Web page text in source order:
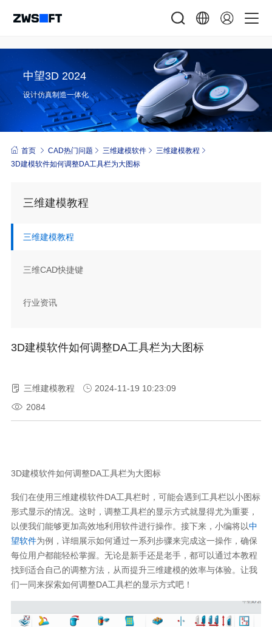
中望3D 2024
设计仿真制造一体化
首页 CAD热门问题 三维建模软件
三维建模教程
3D建模软件如何调整DA工具栏为大图标
三维建模教程
三维建模教程
三维CAD快捷键
行业资讯
3D建模软件如何调整DA工具栏为大图标
三维建模教程
2024-11-19 10:23:09
2084
3D建模软件如何调整DA工具栏为大图标
我们在使用三维建模软件DA工具栏时，可能会遇到工具栏以小图标
形式显示的情况。这时，调整工具栏的显示方式就显得尤为重要，
以便我们能够更加高效地利用软件进行操作。接下来，小编将以中
望软件为例，详细展示如何通过一系列步骤来完成这一操作，确保
每位用户都能轻松掌握。无论是新手还是老手，都可以通过本教程
找到适合自己的调整方法，从而提升三维建模的效率与体验。让我
们一同来探索如何调整DA工具栏的显示方式吧！